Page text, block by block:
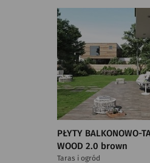
PŁYTY BALKONOWO-
WOOD 2.0 brown
Taras i ogród